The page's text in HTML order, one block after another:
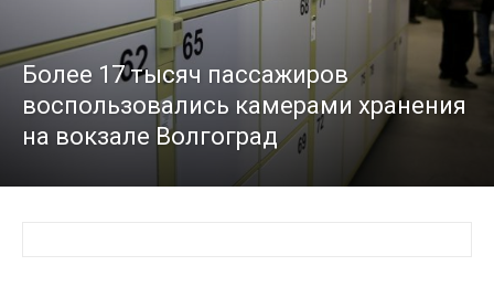
Более 17 тысяч пассажиров
воспользовались камерами хранения
на вокзале Волгоград